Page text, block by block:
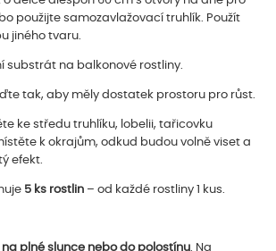
použijte samozavlažovací truhlík. Použít
jiného tvaru.
substrát na balkonové rostliny.
tak, aby měly dostatek prostoru pro růst.
ke středu truhlíku, lobelii, tařicovku
k okrajům, odkud budou volně viset a
efekt.
5 ks rostlin – od každé rostliny 1 kus.
na plné slunce nebo do polostínu. Na